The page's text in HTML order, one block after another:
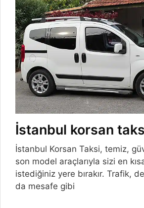
İstanbul korsan
İstanbul Korsan Taksi, temiz,
son model araçlarıyla sizi en
istediğiniz yere bırakır. Trafik,
da mesafe gibi